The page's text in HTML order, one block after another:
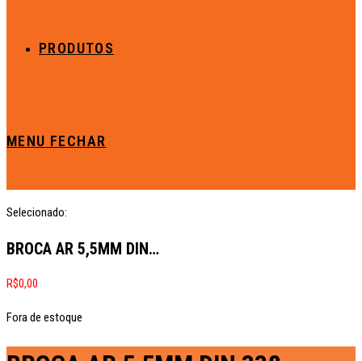
PRODUTOS
MENU FECHAR
Selecionado:
BROCA AR 5,5MM DIN…
R$0,00
Fora de estoque